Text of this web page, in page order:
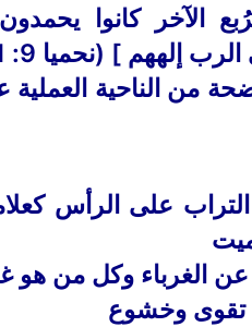
الآخر كانوا
] (نحميا 9: 1 – 3)
من الناحية
على الرأس